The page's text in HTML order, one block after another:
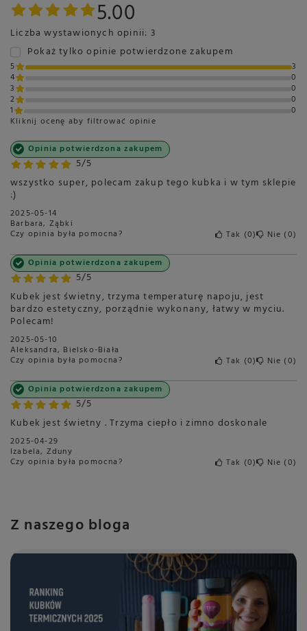
5.00
Liczba wystawionych opinii: 3
Pokaż tylko opinie potwierdzone zakupem
5
3
4
0
3
0
2
0
1
0
Kliknij ocenę aby filtrować opinie
5/5
Opinia potwierdzona zakupem
wszystko super, polecam zakup tego kubka i w tym sklepie
:)
2025-05-14
Barbara, Ząbki
Czy opinia była pomocna? Tak 0 Nie 0
5/5
Opinia potwierdzona zakupem
Kubek jest świetny, trzyma temperaturę napoju, jest
bardzo estetyczny, porządnie wykonany, łatwy w myciu.
Polecam!
2025-05-10
Aleksandra, Bielsko-Biała
Czy opinia była pomocna? Tak 0 Nie 0
5/5
Opinia potwierdzona zakupem
Kubek jest świetny . Trzyma ciepło i zimno doskonale
2025-04-29
Izabela, Zduny
Czy opinia była pomocna? Tak 0 Nie 0
Z naszego bloga